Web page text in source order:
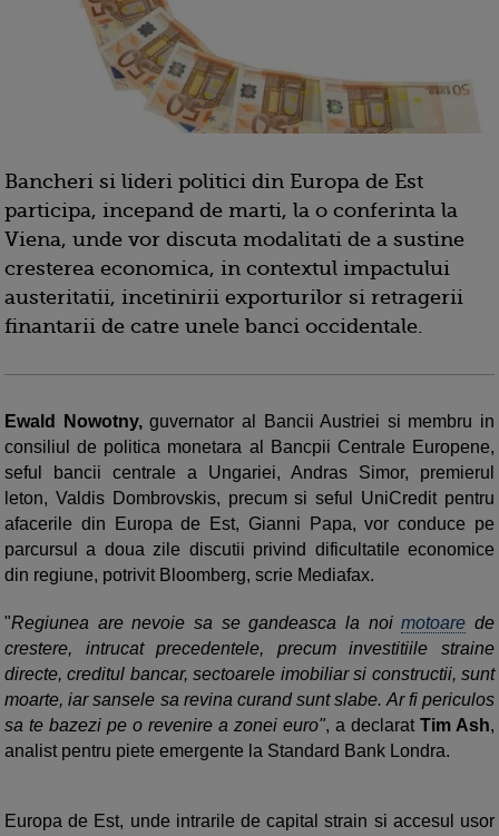
Bancheri si lideri politici din Europa de Est
participa, incepand de marti, la o conferinta la
Viena, unde vor discuta modalitati de a sustine
cresterea economica, in contextul impactului
austeritatii, incetinirii exporturilor si retragerii
finantarii de catre unele banci occidentale.
Ewald Nowotny,guvernator al Bancii Austriei si membru in
consiliul de politica monetara al Bancpii Centrale Europene,
seful bancii centrale a Ungariei, Andras Simor, premierul
leton, Valdis Dombrovskis, precum si seful UniCredit pentru
afacerile din Europa de Est, Gianni Papa, vor conduce pe
parcursul a doua zile discutii privind dificultatile economice
din regiune, potrivit Bloomberg, scrie Mediafax.
"Regiunea are nevoie sa se gandeasca la noimotoare de
crestere, intrucat precedentele, precum investitiile straine
directe, creditul bancar, sectoarele imobiliar si constructii, sunt
moarte, iar sansele sa revina curand sunt slabe. Ar fi periculos
sa te bazezi pe o revenire a zonei euro", a declaratTim Ash,
analist pentru piete emergente la Standard Bank Londra.
Europa de Est, unde intrarile de capital strain si accesul usor